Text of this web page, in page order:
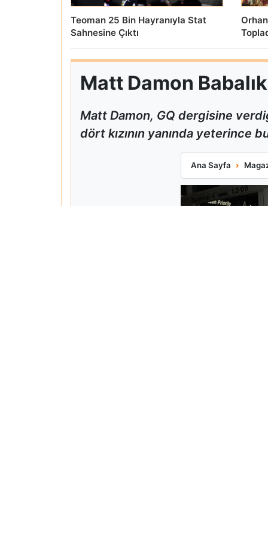
Teoman 25 Bin Hayranıyla Stat
Sahnesine Çıktı
Matt Damon
Matt Damon, GQ dergisine
dört kızının yanında yeterince
Ana Sayfa
Matt Damon